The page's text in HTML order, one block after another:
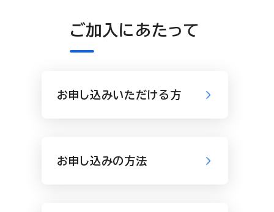
ご加入にあたって
お申し込みいただける方
お申し込みの方法